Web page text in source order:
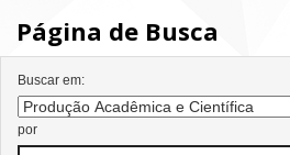
Página de Busca
Buscar em:
por